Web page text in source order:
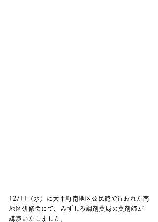
12/11（水）に大平町南地区公民館で行われた南
地区研修会にて、みずしろ調剤薬局の薬剤師が
講演いたしました。